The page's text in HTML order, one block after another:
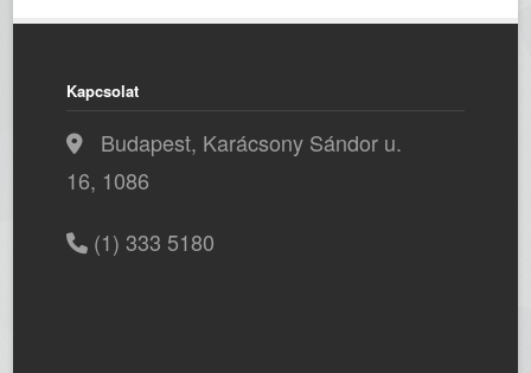
Kapcsolat
Budapest, Karácsony Sándor u.
16, 1086
(1) 333 5180